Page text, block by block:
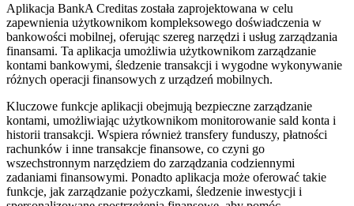
Aplikacja BankA Creditas została zaprojektowana w celu
zapewnienia użytkownikom kompleksowego doświadczenia w
bankowości mobilnej, oferując szereg narzędzi i usług zarządzania
finansami. Ta aplikacja umożliwia użytkownikom zarządzanie
kontami bankowymi, śledzenie transakcji i wygodne wykonywanie
różnych operacji finansowych z urządzeń mobilnych.
Kluczowe funkcje aplikacji obejmują bezpieczne zarządzanie
kontami, umożliwiając użytkownikom monitorowanie sald konta i
historii transakcji. Wspiera również transfery funduszy, płatności
rachunków i inne transakcje finansowe, co czyni go
wszechstronnym narzędziem do zarządzania codziennymi
zadaniami finansowymi. Ponadto aplikacja może oferować takie
funkcje, jak zarządzanie pożyczkami, śledzenie inwestycji i